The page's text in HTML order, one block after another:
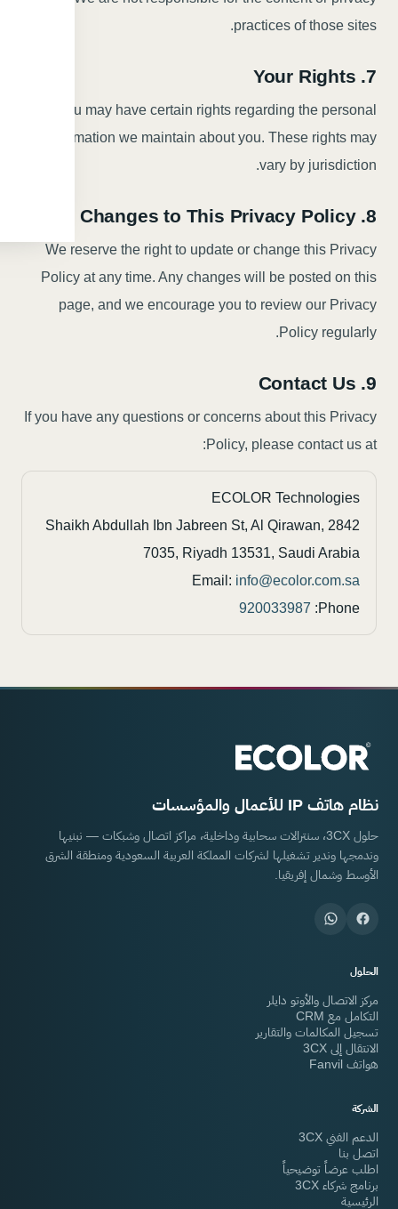
practices of those sites.
7. Your Rights
You may have certain rights regarding the personal
information we maintain about you. These rights may
vary by jurisdiction.
8. Changes to This Privacy Policy
We reserve the right to update or change this Privacy
Policy at any time. Any changes will be posted on this
page, and we encourage you to review our Privacy
Policy regularly.
9. Contact Us
If you have any questions or concerns about this Privacy
Policy, please contact us at:
ECOLOR Technologies
2842 Shaikh Abdullah Ibn Jabreen St, Al Qirawan,
7035, Riyadh 13531, Saudi Arabia
Email: info@ecolor.com.sa
Phone:
920033987
نظام هاتف IP للأعمال والمؤسسات
حلول 3CX، سنترالات سحابية وداخلية، مراكز اتصال وشبكات — نبنيها
وندمجها وندير تشغيلها لشركات المملكة العربية السعودية ومنطقة الشرق
الأوسط وشمال إفريقيا.
الحلول
مركز الاتصال والأوتو دايلر
التكامل مع CRM
تسجيل المكالمات والتقارير
الانتقال إلى 3CX
هواتف Fanvil
الشركة
الدعم الفني 3CX
اتصل بنا
اطلب عرضاً توضيحياً
برنامج شركاء 3CX
الرئيسية